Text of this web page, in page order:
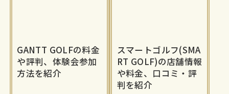
GANTT GOLFの料金
や評判、体験会参加
方法を紹介
スマートゴルフ(SMA
RT GOLF)の店舗情報
や料金、口コミ・評
判を紹介